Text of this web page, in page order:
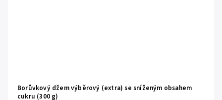
Borůvkový džem výběrový (extra) se sníženým obsahem
cukru (300 g)